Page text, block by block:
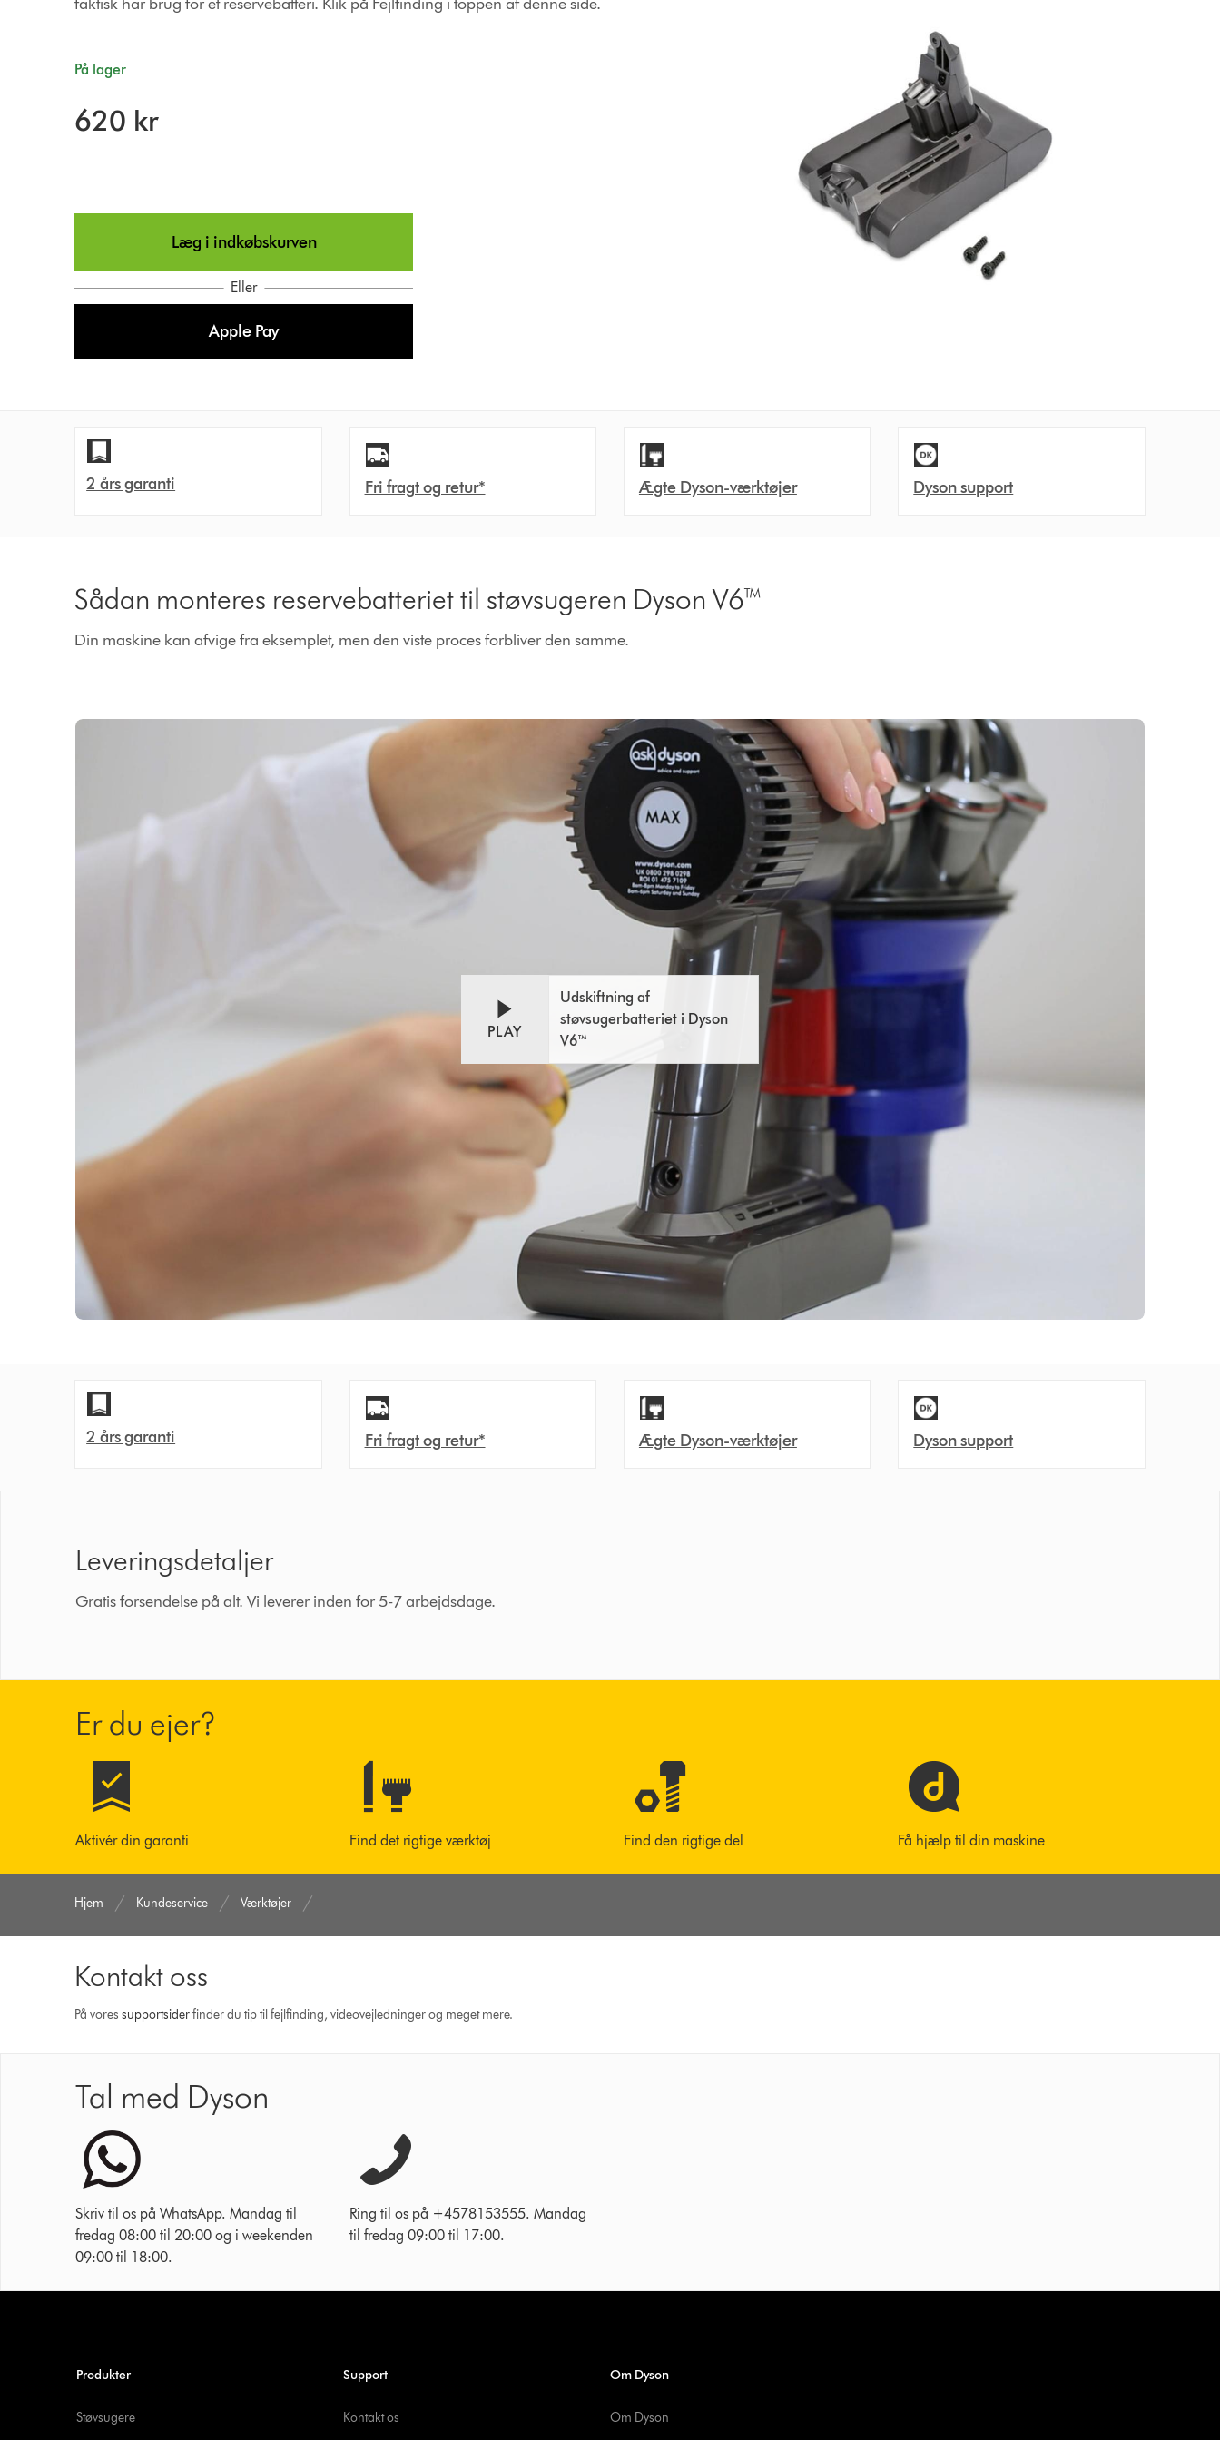
På lager
620 kr
Læg i indkøbskurven
Eller
Apple Pay
2 års garanti Fri fragt og retur* Ægte Dyson-værktøjer Dyson support
Sådan monteres reservebatteriet til støvsugeren Dyson V6™
Din maskine kan afvige fra eksemplet, men den viste proces forbliver den samme.
PLAY
Udskiftning af
støvsugerbatteriet i Dyson
V6™
2 års garanti Fri fragt og retur* Ægte Dyson-værktøjer Dyson support
Leveringsdetaljer
Gratis forsendelse på alt. Vi leverer inden for 5-7 arbejdsdage.
Er du ejer?
Aktivér din garanti Find det rigtige værktøj Find den rigtige del Få hjælp til din maskine
Hjem Kundeservice Værktøjer
Kontakt oss
På voressupport­siderfinder du tip til fejlfinding, video­vejledninger og meget mere.
Tal med Dyson
Skriv til os på WhatsApp. Mandag til
fredag 08:00 til 20:00 og i weekenden
09:00 til 18:00.
Ring til os på +4578153555. Mandag
til fredag 09:00 til 17:00.
Produkter
Støvsugere
Support
Kontakt os
Om Dyson
Om Dyson